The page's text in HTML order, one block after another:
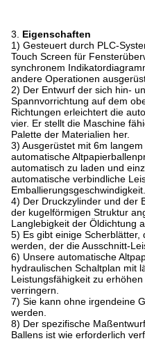
3. Eigenschaften
1) Gesteuert durch PLC-
Touch Screen für
synchronem
andere Operationen
2) Der Entwurf der sich hin-
Spannvorrichtung auf dem
Richtungen erleichtert die
vier. Er stellt die Maschine
Palette der Materialien her.
3) Ausgerüstet mit 6m
automatische
automatisch zu laden und
automatische verbindliche
Emballierungsgeschwindigkeit.
4) Der Druckzylinder und der
der kugelförmigen Struktur
Langlebigkeit der Öldichtung
5) Es gibt einige
werden, der die Ausschnitt-
6) Unsere automatische
hydraulischen Schaltplan mit
Leistungsfähigkeit zu
verringern.
7) Sie kann ohne irgendeine
werden.
8) Der spezifische
Ballens ist wie erforderlich